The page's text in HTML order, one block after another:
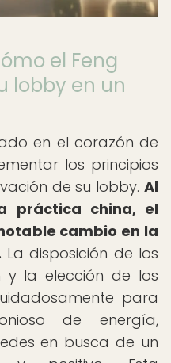
el Feng
lobby en un
en el corazón de
los principios
de su lobby. Al
práctica china, el
cambio en la
La disposición de los
y la elección de los
para
de energía,
en busca de un